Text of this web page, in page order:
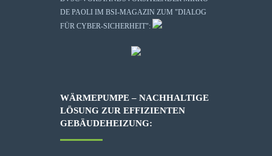
DE PAOLI IM BSI-MAGAZIN ZUM "DIALOG
FÜR CYBER-SICHERHEIT":
WÄRMEPUMPE – NACHHALTIGE
LÖSUNG ZUR EFFIZIENTEN
GEBÄUDEHEIZUNG: